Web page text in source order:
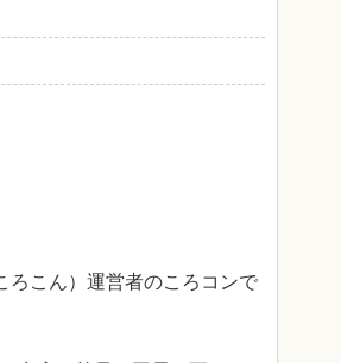
ろこん）運営者のころコンで